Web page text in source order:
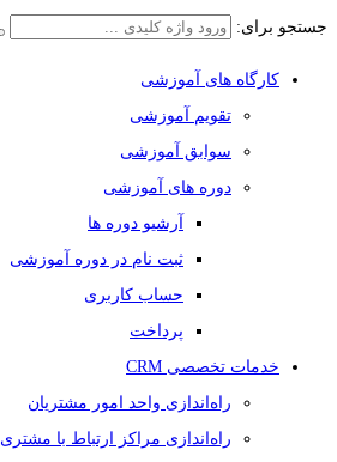
جستجو برای:
کارگاه های آموزشی
تقویم آموزشی
سوابق آموزشی
دوره های آموزشی
آرشیو دوره ها
ثبت نام در دوره آموزشی
حساب کاربری
پرداخت
خدمات تخصصی CRM
راه‌اندازی واحد امور مشتریان
راه‌اندازی مراکز ارتباط با مشتری